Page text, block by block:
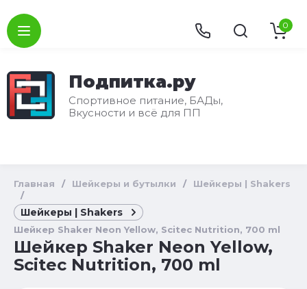
Подпитка.ру
Спортивное питание, БАДы,
Вкусности и всё для ПП
0
Главная / Шейкеры и бутылки /
Шейкеры | Shakers
/
Шейкеры | Shakers
Шейкер Shaker Neon Yellow, Scitec Nutrition, 700 ml
Шейкер Shaker Neon Yellow,
Scitec Nutrition, 700 ml